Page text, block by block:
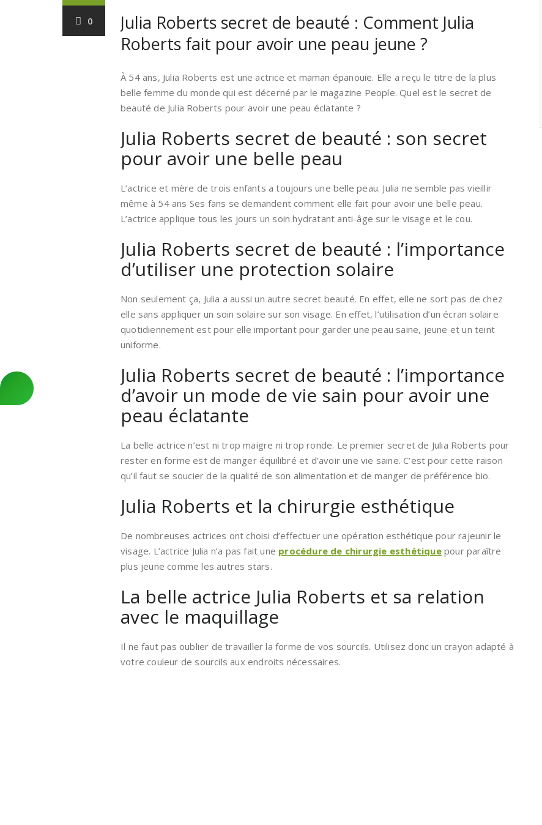
0
Julia Roberts secret de beauté : Comment Julia
Roberts fait pour avoir une peau jeune ?
À 54 ans, Julia Roberts est une actrice et maman épanouie. Elle a reçu le titre de la plus
belle femme du monde qui est décerné par le magazine People. Quel est le secret de
beauté de Julia Roberts pour avoir une peau éclatante ?
Julia Roberts secret de beauté : son secret
pour avoir une belle peau
L’actrice et mère de trois enfants a toujours une belle peau. Julia ne semble pas vieillir
même à 54 ans Ses fans se demandent comment elle fait pour avoir une belle peau.
L’actrice applique tous les jours un soin hydratant anti-âge sur le visage et le cou.
Julia Roberts secret de beauté : l’importance
d’utiliser une protection solaire
Non seulement ça, Julia a aussi un autre secret beauté. En effet, elle ne sort pas de chez
elle sans appliquer un soin solaire sur son visage. En effet, l’utilisation d’un écran solaire
quotidiennement est pour elle important pour garder une peau saine, jeune et un teint
uniforme.
Julia Roberts secret de beauté : l’importance
d’avoir un mode de vie sain pour avoir une
peau éclatante
La belle actrice n’est ni trop maigre ni trop ronde. Le premier secret de Julia Roberts pour
rester en forme est de manger équilibré et d’avoir une vie saine. C’est pour cette raison
qu’il faut se soucier de la qualité de son alimentation et de manger de préférence bio.
Julia Roberts et la chirurgie esthétique
De nombreuses actrices ont choisi d’effectuer une opération esthétique pour rajeunir le
visage. L’actrice Julia n’a pas fait une procédure de chirurgie esthétiquepour paraître
plus jeune comme les autres stars.
La belle actrice Julia Roberts et sa relation
avec le maquillage
Il ne faut pas oublier de travailler la forme de vos sourcils. Utilisez donc un crayon adapté à
votre couleur de sourcils aux endroits nécessaires.